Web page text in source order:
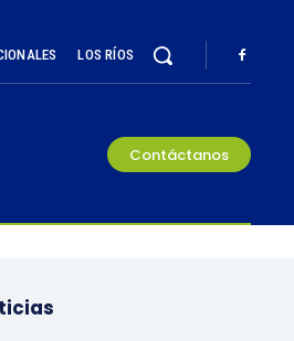
LOS RÍOS
Contáctanos